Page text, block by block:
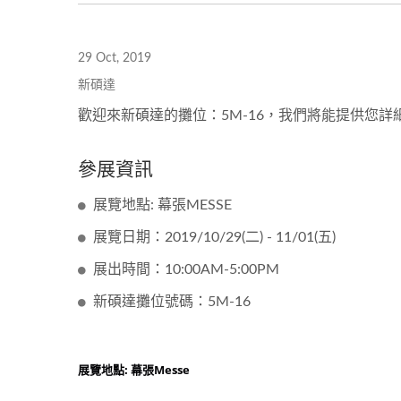
29 Oct, 2019
新碩達
歡迎來新碩達的攤位：5M-16，我們將能提供您詳
參展資訊
展覽地點: 幕張MESSE
展覽日期：2019/10/29(二) - 11/01(五)
展出時間：10:00AM-5:00PM
新碩達攤位號碼：5M-16
展覽地點: 幕張Messe